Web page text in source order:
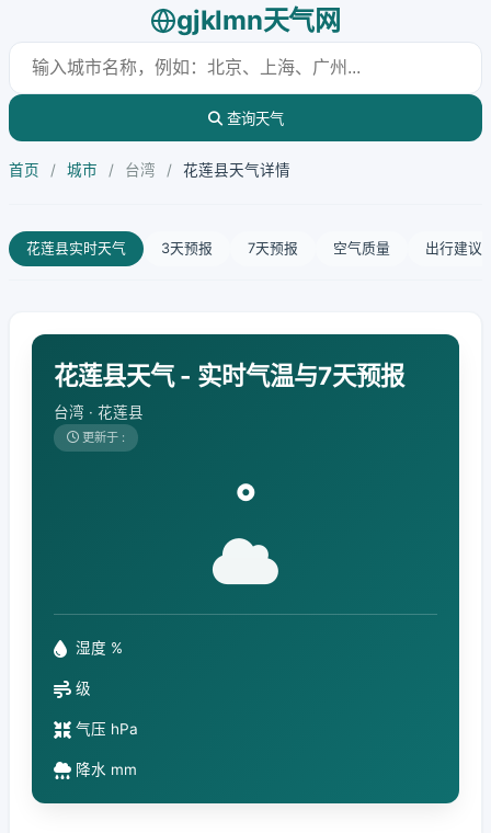
gjklmn天气网
查询天气
首页 / 城市 / 台湾 / 花莲县天气详情
花莲县实时天气 3天预报 7天预报 空气质量 出行建议
花莲县天气 - 实时气温与7天预报
台湾 · 花莲县
更新于 :
°
湿度 %
级
气压 hPa
降水 mm